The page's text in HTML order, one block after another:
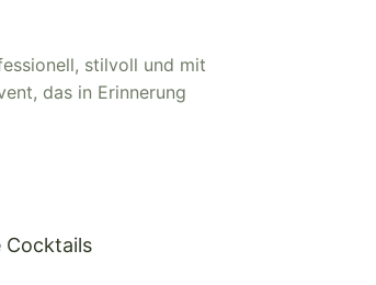
stilvoll und mit
das in Erinnerung
Cocktails